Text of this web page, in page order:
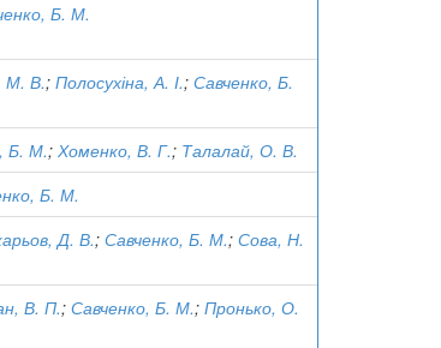
Б. М.
М. В.; Полосухіна, А. І.; Савченко, Б.
Б. М.; Хоменко, В. Г.; Талалай, О. В.
Б. М.
Д. В.; Савченко, Б. М.; Сова, Н.
В. П.; Савченко, Б. М.; Пронько, О.